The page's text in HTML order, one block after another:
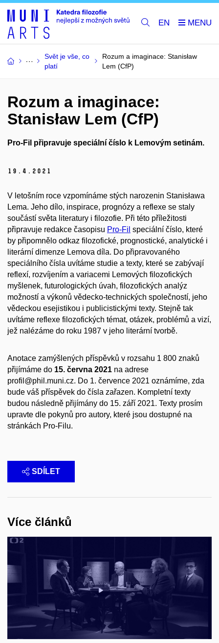
EN
Svět je vše, co
platí
Rozum a imaginace: Stanisław
Lem (CfP)
Rozum a imaginace:
Stanisław Lem (CfP)
Pro-Fil připravuje speciální číslo k Lemovým setinám.
19. 4. 2021
V letošním roce vzpomínáme stých narozenin Stanisława
Lema. Jeho dílo, inspirace, prognózy a reflexe se staly
součástí světa literatury i filozofie. Při této příležitosti
připravuje redakce časopisu Pro-Fil speciální číslo, které
by připomnělo odkaz filozofické, prognostické, analytické i
literární dimenze Lemova díla. Do připravovaného
speciálního čísla uvítáme studie a texty, které se zabývají
reflexí, rozvíjením a variacemi Lemových filozofických
myšlenek, futurologických úvah, filozofických analýz
možností a výkonů vědecko-technických společností, jeho
vědeckou esejistikou i publicistickými texty. Stejně tak
uvítáme reflexe filozofických témat, otázek, problémů a vizí,
jež nalézáme do roku 1987 v jeho literární tvorbě.
Anotace zamýšlených příspěvků v rozsahu 1 800 znaků
přijímáme do 15. června 2021 na adrese
profil@phil.muni.cz. Do 1. července 2021 oznámíme, zda
bude váš příspěvek do čísla zařazen. Kompletní texty
budou následně přijímány do 15. září 2021. Texty prosím
upravte dle pokynů pro autory, které jsou dostupné na
stránkách Pro-Filu.
SDÍLET
Více článků